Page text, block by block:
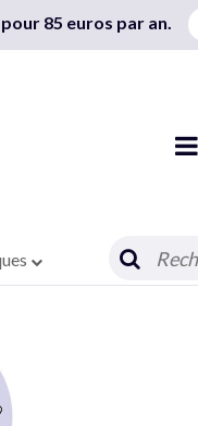
85 euros par an.